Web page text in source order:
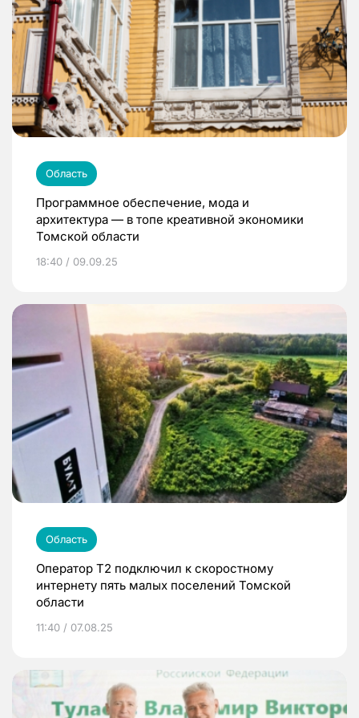
Область
Программное обеспечение, мода и
архитектура — в топе креативной экономики
Томской области
18:40 / 09.09.25
Область
Оператор Т2 подключил к скоростному
интернету пять малых поселений Томской
области
11:40 / 07.08.25